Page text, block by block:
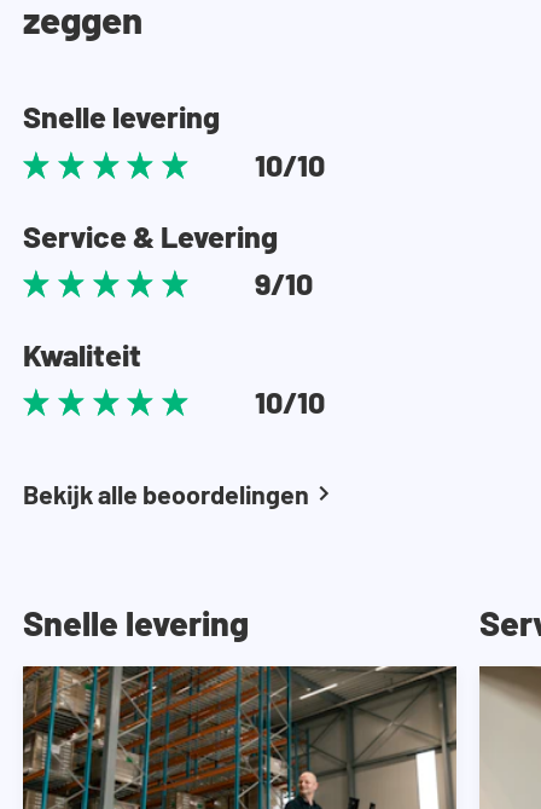
zeggen
Snelle levering
10/10
Service & Levering
9/10
Kwaliteit
10/10
Bekijk alle beoordelingen
Snelle levering